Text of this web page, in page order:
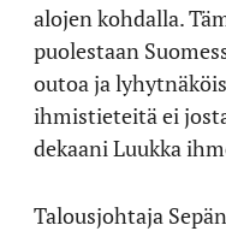
alojen kohdalla.
puolestaan
outoa ja
ihmistieteitä ei
dekaani Luukka
Talousjohtaja